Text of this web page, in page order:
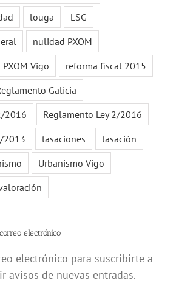
louga
LSG
nulidad PXOM
PXOM Vigo
reforma fiscal 2015
Galicia
2016
Reglamento Ley 2/2016
2013
tasaciones
tasación
Urbanismo Vigo
electrónico
electrónico para suscribirte a
avisos de nuevas entradas.